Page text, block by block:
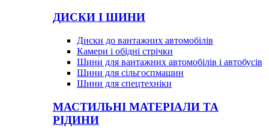
ДИСКИ І ШИНИ
Диски до вантажних автомобілів
Камери і обідні стрічки
Шини для вантажних автомобілів і автобусів
Шини для сільгоспмашин
Шини для спецтехніки
МАСТИЛЬНІ МАТЕРІАЛИ ТА
РІДИНИ